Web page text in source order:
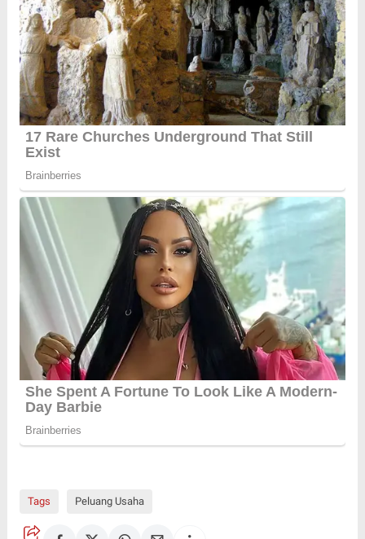
Tags Peluang Usaha